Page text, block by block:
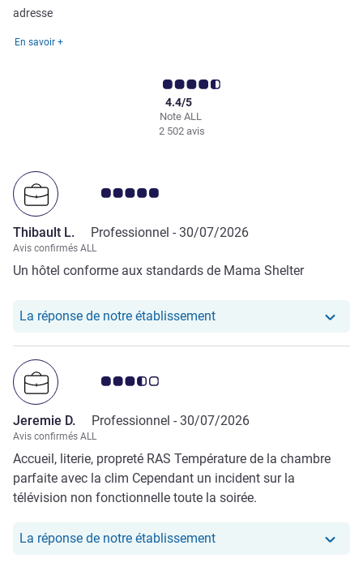
adresse
En savoir +
Note ALL
4.4/5
2 502 avis
Note Avis clients 5.0/5
Thibault L. Professionnel - 30/07/2026
Avis confirmés ALL
Un hôtel conforme aux standards de Mama Shelter
La réponse de notre établissementNotre hôtel a repondu au
Note Avis clients 3.5/5
Jeremie D. Professionnel - 30/07/2026
Avis confirmés ALL
Accueil, literie, propreté RAS Température de la chambre
parfaite avec la clim Cependant un incident sur la
télévision non fonctionnelle toute la soirée.
La réponse de notre établissementNotre hôtel a repondu au